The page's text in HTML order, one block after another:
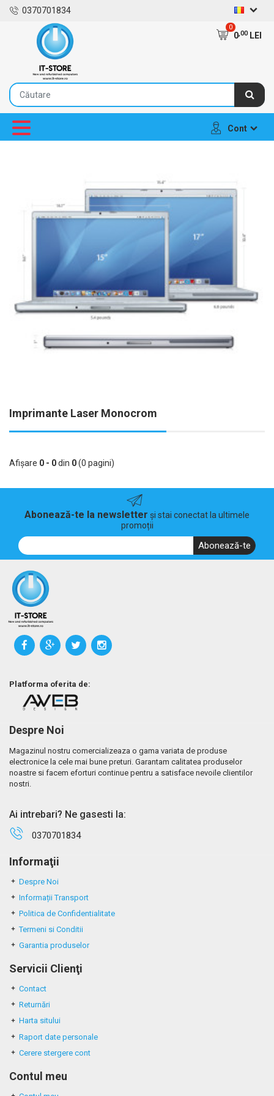
0370701834
0
0,00LEI
Cont
Imprimante Laser Monocrom
Afişare 0 - 0din 0(0 pagini)
Abonează-te la newsletter și stai conectat la ultimele
promoții
Abonează-te
Platforma oferita de:
Despre Noi
Magazinul nostru comercializeaza o gama variata de produse
electronice la cele mai bune preturi. Garantam calitatea produselor
noastre si facem eforturi continue pentru a satisface nevoile clientilor
nostri.
Ai intrebari? Ne gasesti la:
0370701834
Informaţii
Despre Noi
Informații Transport
Politica de Confidentialitate
Termeni si Conditii
Garantia produselor
Servicii Clienţi
Contact
Returnări
Harta sitului
Raport date personale
Cerere stergere cont
Contul meu